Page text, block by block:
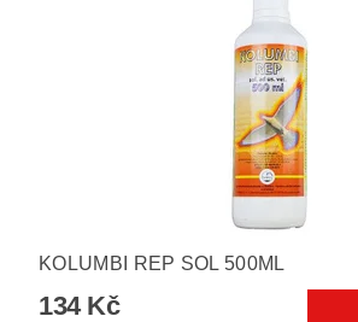
KOLUMBI REP SOL 500ML
134 Kč